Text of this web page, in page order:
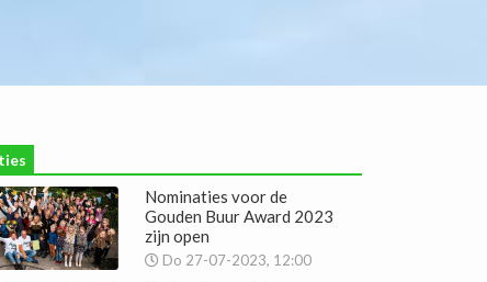
Nominaties voor de
Gouden Buur Award 2023
zijn open
Do 27-07-2023, 12:00